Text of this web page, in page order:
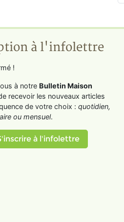
à l'infolettre
!
à notre Bulletin Maison
recevoir les nouveaux articles
de votre choix : quotidien,
ou mensuel.
à l'infolettre